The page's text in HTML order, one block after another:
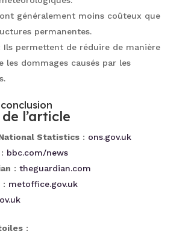
généralement moins coûteux que
permanentes.
permettent de réduire de manière
les dommages causés par les
l’article
Statistics: ons.gov.uk
bbc.com/news
: theguardian.com
: metoffice.gov.uk
: